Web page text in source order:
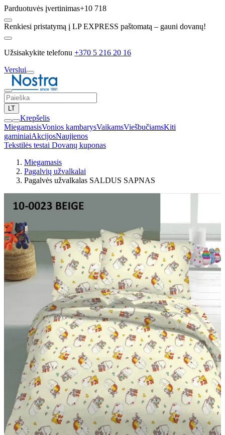
Parduotuvės įvertinimas+10 718
Renkiesi pristatymą į LP EXPRESS paštomatą – gauni dovanų!
Užsisakykite telefonu +370 5 216 20 16
Verslui
LT
Krepšelis
MiegamasisVonios kambarysVaikamsViešbučiamsKiti
gaminiaiAkcijosNaujienos
Tekstilės testai Dovanų kuponas
Miegamasis
Pagalvių užvalkalai
Pagalvės užvalkalas SALDUS SAPNAS